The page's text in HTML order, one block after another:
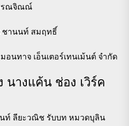
รณจิณณ์
ชานนท์ สมฤทธิ์
อนทาจ เอ็นเตอร์เทนเม้นต์ จำกัด
นางแค้น ช่อง เวิร์ค
ท์ ลียะวณิช รับบท หมวดบุลิน